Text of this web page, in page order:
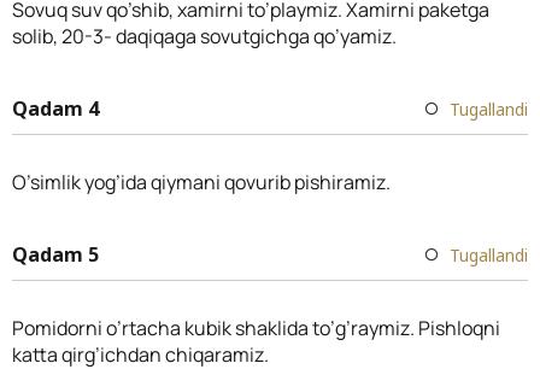
Sovuq suv qo’shib, xamirni to’playmiz. Xamirni paketga
solib, 20-3- daqiqaga sovutgichga qo’yamiz.
Qadam 4 Tugallandi
O’simlik yog’ida qiymani qovurib pishiramiz.
Qadam 5 Tugallandi
Pomidorni o’rtacha kubik shaklida to’g’raymiz. Pishloqni
katta qirg’ichdan chiqaramiz.